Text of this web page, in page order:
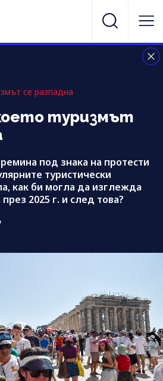
се разпадна
туризмът
под знака на протести
туристически
как би могла да изглежда
2025 г. и след това?